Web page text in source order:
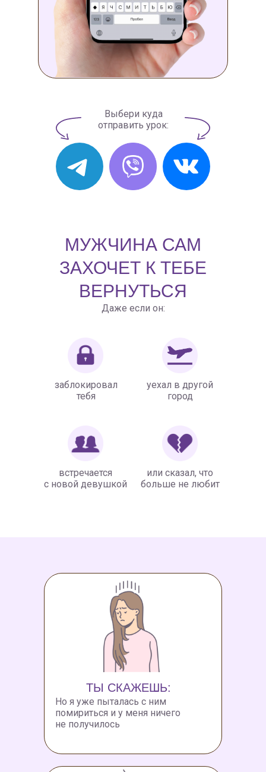
Выбери куда
отправить урок:
МУЖЧИНА САМ
ЗАХОЧЕТ К ТЕБЕ
ВЕРНУТЬСЯ
Даже если он:
заблокировал
тебя
уехал в другой
город
встречается
с новой девушкой
или сказал, что
больше не любит
ТЫ СКАЖЕШЬ:
Но я уже пыталась с ним
помириться и у меня ничего
не получилось